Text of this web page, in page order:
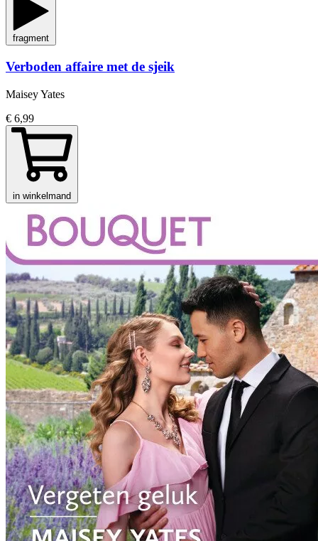
fragment
Verboden affaire met de sjeik
Maisey Yates
€ 6,99
in winkelmand